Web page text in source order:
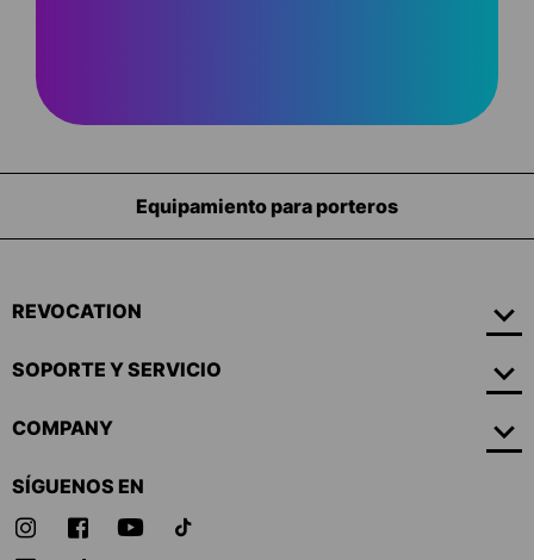
Equipamiento para porteros
REVOCATION
SOPORTE Y SERVICIO
COMPANY
SÍGUENOS EN